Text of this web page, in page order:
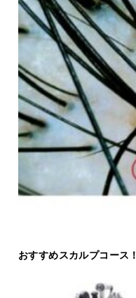
おすすめスカルプコース！